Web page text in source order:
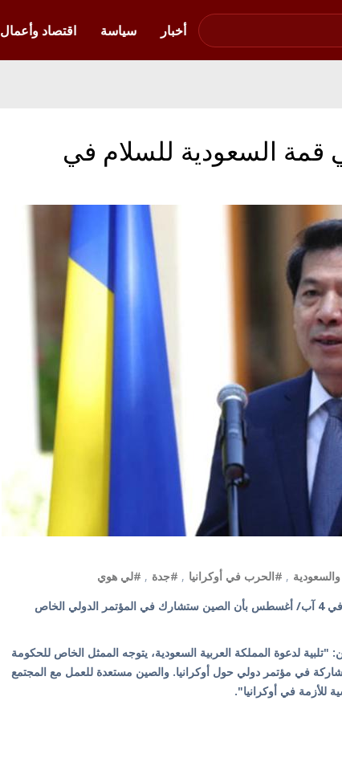
أخبار
سياسة اقتصاد وأعمال
قمة السعودية للسلام في
والسعودية , #الحرب في أوكرانيا , #جدة , #لي هوي
كييف/ أوكرانيا بالعربية/ أعلنت وزارة الخارجية الصينية في 4 آب/ أغسطس بأن الصين ستشارك في المؤتمر الدولي الخاص
لدعوة المملكة العربية السعودية، يتوجه الممثل الخاص للحكومة
في مؤتمر دولي حول أوكرانيا. والصين مستعدة للعمل مع المجتمع
للأزمة في أوكرانيا".